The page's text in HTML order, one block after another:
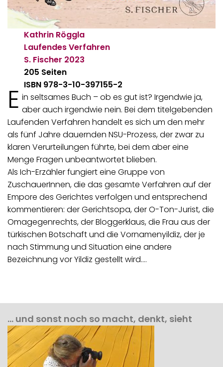
Kathrin Röggla
Laufendes Verfahren
S. Fischer 2023
205 Seiten
ISBN 978-3-10-397155-2
E in seltsames Buch – ob es gut ist? Irgendwie ja,
aber auch irgendwie nein. Bei dem titelgebenden
Laufenden Verfahren handelt es sich um den mehr
als fünf Jahre dauernden NSU-Prozess, der zwar zu
klaren Verurteilungen führte, bei dem aber eine
Menge Fragen unbeantwortet blieben.
Als Ich-Erzähler fungiert eine Gruppe von
ZuschauerInnen, die das gesamte Verfahren auf der
Empore des Gerichtes verfolgen und entsprechend
kommentieren: der Gerichtsopa, der O-Ton-Jurist, die
Omagegenrechts, der Bloggerklaus, die Frau aus der
türkischen Botschaft und die Vornamenyildiz, der je
nach Stimmung und Situation eine andere
Bezeichnung vor Yildiz gestellt wird.…
… und sonst noch so macht, denkt, sieht